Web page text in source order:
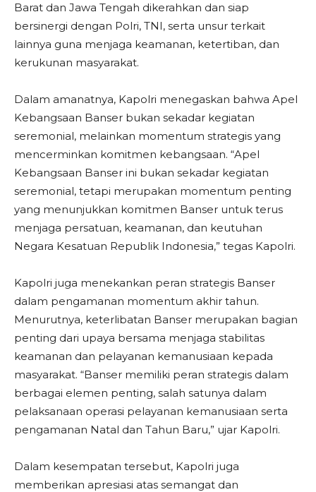
Barat dan Jawa Tengah dikerahkan dan siap
bersinergi dengan Polri, TNI, serta unsur terkait
lainnya guna menjaga keamanan, ketertiban, dan
kerukunan masyarakat.
Dalam amanatnya, Kapolri menegaskan bahwa Apel
Kebangsaan Banser bukan sekadar kegiatan
seremonial, melainkan momentum strategis yang
mencerminkan komitmen kebangsaan. “Apel
Kebangsaan Banser ini bukan sekadar kegiatan
seremonial, tetapi merupakan momentum penting
yang menunjukkan komitmen Banser untuk terus
menjaga persatuan, keamanan, dan keutuhan
Negara Kesatuan Republik Indonesia,” tegas Kapolri.
Kapolri juga menekankan peran strategis Banser
dalam pengamanan momentum akhir tahun.
Menurutnya, keterlibatan Banser merupakan bagian
penting dari upaya bersama menjaga stabilitas
keamanan dan pelayanan kemanusiaan kepada
masyarakat. “Banser memiliki peran strategis dalam
berbagai elemen penting, salah satunya dalam
pelaksanaan operasi pelayanan kemanusiaan serta
pengamanan Natal dan Tahun Baru,” ujar Kapolri.
Dalam kesempatan tersebut, Kapolri juga
memberikan apresiasi atas semangat dan